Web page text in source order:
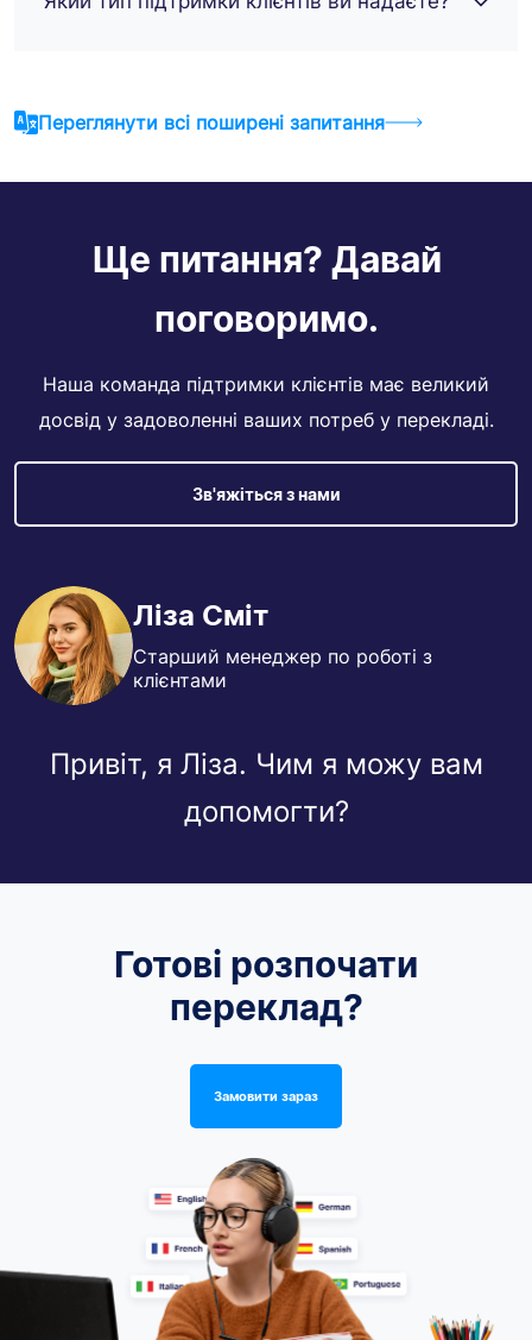
Переглянути всі поширені запитання
Ще питання? Давай
поговоримо.
Наша команда підтримки клієнтів має великий
досвід у задоволенні ваших потреб у перекладі.
Зв'яжіться з нами
Ліза Сміт
Старший менеджер по роботі з
клієнтами
Привіт, я Ліза. Чим я можу вам
допомогти?
Готові розпочати
переклад?
Замовити зараз